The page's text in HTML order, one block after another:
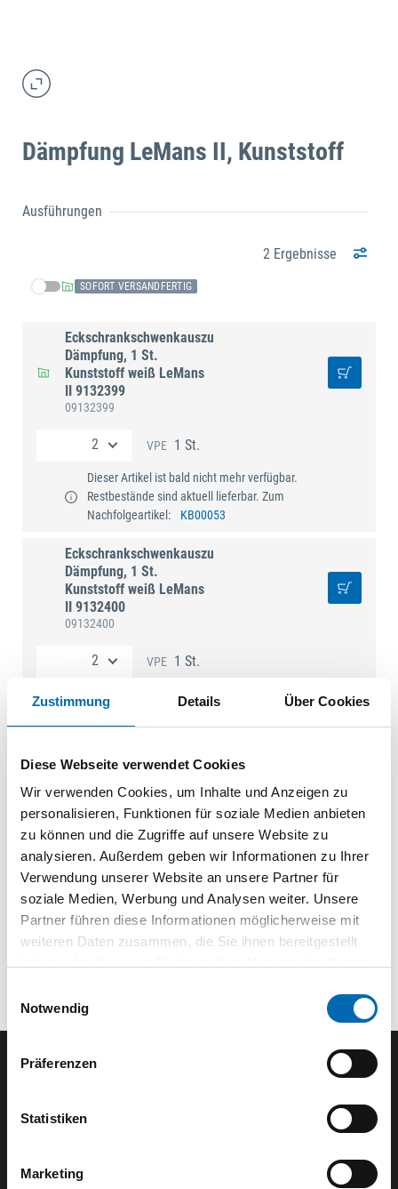
Zustimmung Details Über Cookies
Diese Webseite verwendet Cookies
Wir verwenden Cookies, um Inhalte und Anzeigen zu
personalisieren, Funktionen für soziale Medien anbieten
zu können und die Zugriffe auf unsere Website zu
analysieren. Außerdem geben wir Informationen zu Ihrer
Verwendung unserer Website an unsere Partner für
soziale Medien, Werbung und Analysen weiter. Unsere
Partner führen diese Informationen möglicherweise mit
weiteren Daten zusammen, die Sie ihnen bereitgestellt
Notwendig
Präferenzen
Statistiken
Marketing
Dämpfung LeMans II, Kunststoff
Ausführungen
2 Ergebnisse
SOFORT VERSANDFERTIG
Eckschrankschwenkauszug-
Dämpfung, 1 St.
Kunststoff weiß LeMans
II 9132399
09132399
VPE 1 St.
Dieser Artikel ist bald nicht mehr verfügbar.
Restbestände sind aktuell lieferbar. Zum
Nachfolgeartikel:
KB00053
Eckschrankschwenkauszug-
Dämpfung, 1 St.
Kunststoff weiß LeMans
II 9132400
09132400
VPE 1 St.
Dieser Artikel ist nicht mehr verfügbar. Zum
Nachfolgeartikel:
Technische Daten